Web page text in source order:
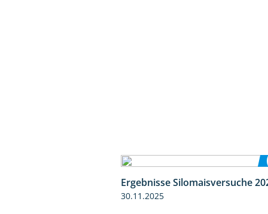
Ergebnisse Silomaisversuche
30.11.2025